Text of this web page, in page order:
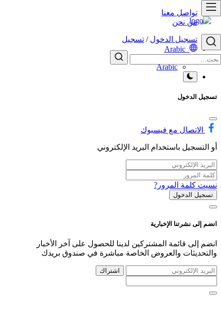
تواصل معنا
من نحن
تسجيل الدخول / تسجيل
Arabic
تسجيل الدخول
الاتصال مع فيسبوك
أو التسجيل باستخدام البريد الإلكتروني
نسيت كلمة المرور?
تسجيل الدخول
انضم إلى نشرتنا الإخبارية
انضم إلى قائمة المشتركين لدينا للحصول على آخر الأخبار
والتحديثات والعروض الخاصة مباشرة في صندوق بريدك
اشتراك